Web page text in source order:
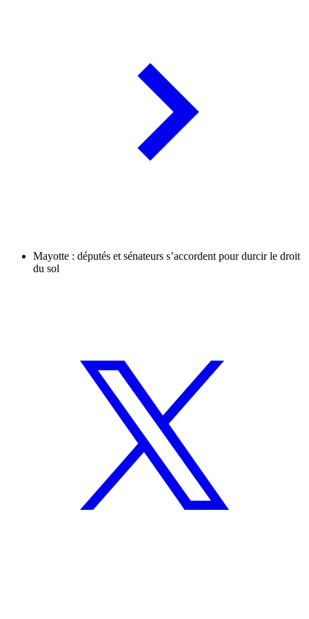
Mayotte : députés et sénateurs s’accordent pour durcir le droit
du sol